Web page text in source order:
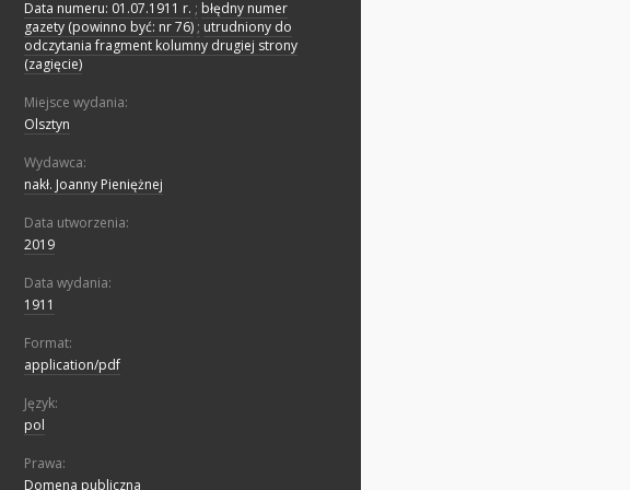
Data numeru: 01.07.1911 r. ; błędny numer
gazety (powinno być: nr 76) ; utrudniony do
odczytania fragment kolumny drugiej strony
(zagięcie)
Miejsce wydania:
Olsztyn
Wydawca:
nakł. Joanny Pieniężnej
Data utworzenia:
2019
Data wydania:
1911
Format:
application/pdf
Język:
pol
Prawa:
Domena publiczna